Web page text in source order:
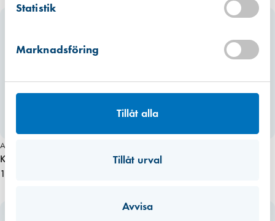
Statistik
Marknadsföring
Tillåt alla
Tillåt urval
Avvisa
Art. nr 2454
Koppelskruv 60 mm pris/st
17,80 kr
Koppelskruv 30 mm pris/st
Hitta hit